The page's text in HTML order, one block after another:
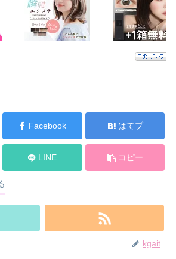
Facebook はてブ
LINE コピー
kgait